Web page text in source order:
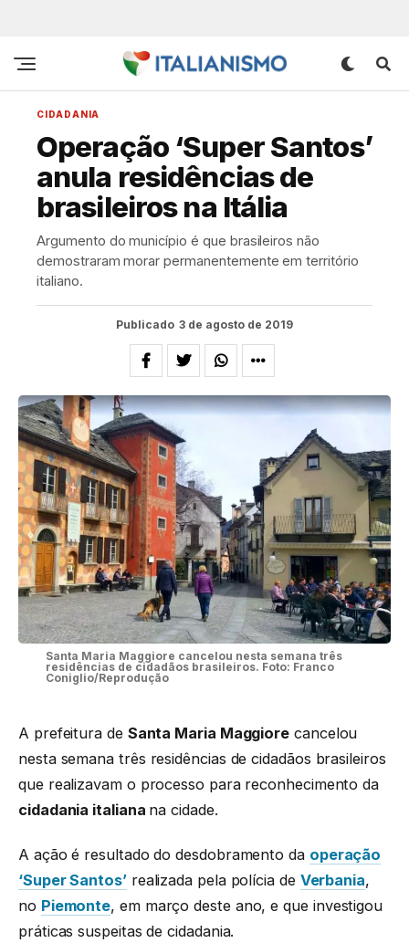
CIDADANIA
Operação ‘Super Santos’
anula residências de
brasileiros na Itália
Argumento do município é que brasileiros não
demostraram morar permanentemente em território
italiano.
Publicado 3 de agosto de 2019
Santa Maria Maggiore cancelou nesta semana três
residências de cidadãos brasileiros. Foto: Franco
Coniglio/Reprodução
A prefeitura de Santa Maria Maggiore cancelou
nesta semana três residências de cidadãos brasileiros
que realizavam o processo para reconhecimento da
cidadania italiana na cidade.
A ação é resultado do desdobramento da operação
‘Super Santos’realizada pela polícia de Verbania,
no Piemonte, em março deste ano, e que investigou
práticas suspeitas de cidadania.